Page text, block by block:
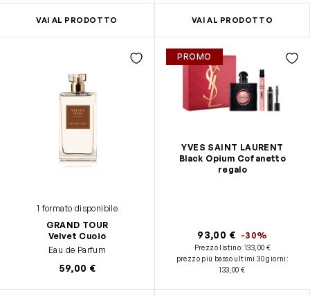
VAI AL PRODOTTO VAI AL PRODOTTO
1 formato disponibile
GRAND TOUR
Velvet Cuoio
Eau de Parfum
59,00 €
PROMO
YVES SAINT LAURENT
Black Opium Cofanetto
regalo
93,00 € -30%
Prezzo listino:133,00 €
prezzo più basso ultimi 30 giorni :
133,00 €